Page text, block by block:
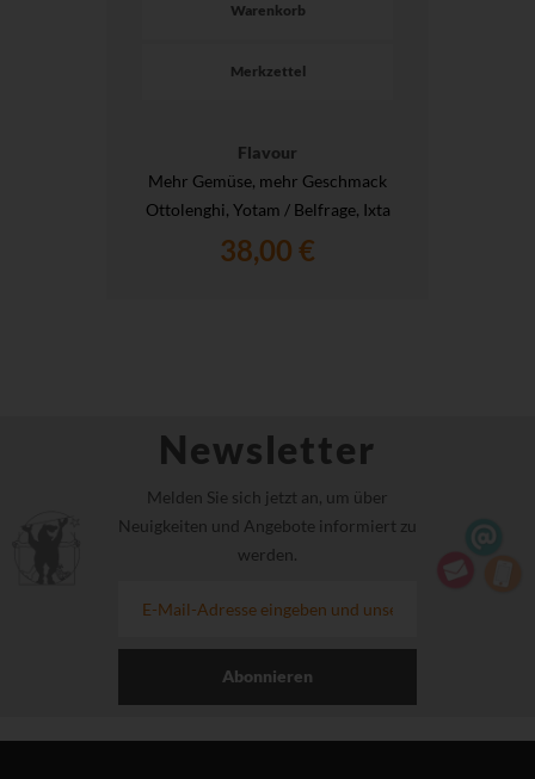
Warenkorb
Merkzettel
Flavour
Mehr Gemüse, mehr Geschmack
Ottolenghi, Yotam / Belfrage, Ixta
38,00 €
Newsletter
Melden Sie sich jetzt an, um über
Neuigkeiten und Angebote informiert zu
werden.
Abonnieren